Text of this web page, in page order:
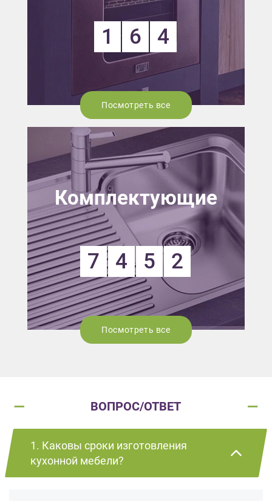
1 6 4
Посмотреть все
Комплектующие
7 4 5 2
Посмотреть все
ВОПРОС/ОТВЕТ
1. Каковы сроки изготовления
кухонной мебели?